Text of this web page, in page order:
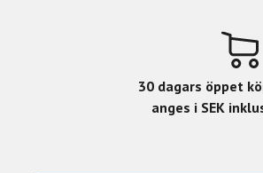
30 dagars öppet
anges i SEK